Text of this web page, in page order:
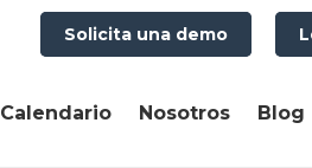
Solicita una demo
Calendario Nosotros Blog